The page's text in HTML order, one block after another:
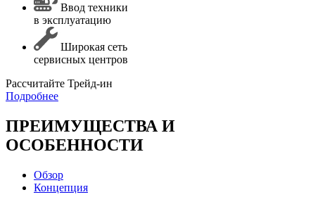
Ввод техники
в эксплуатацию
Широкая сеть
сервисных центров
Раcсчитайте Трейд-ин
Подробнее
ПРЕИМУЩЕСТВА И
ОСОБЕННОСТИ
Обзор
Концепция